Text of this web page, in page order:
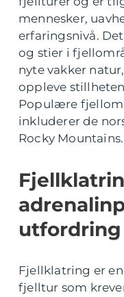
mennesker,
erfaringsnivå.
og stier i
nyte vakker
oppleve
Populære
inkluderer de
Rocky Mountains.
utfordring
Fjellklatring er
fjelltur som